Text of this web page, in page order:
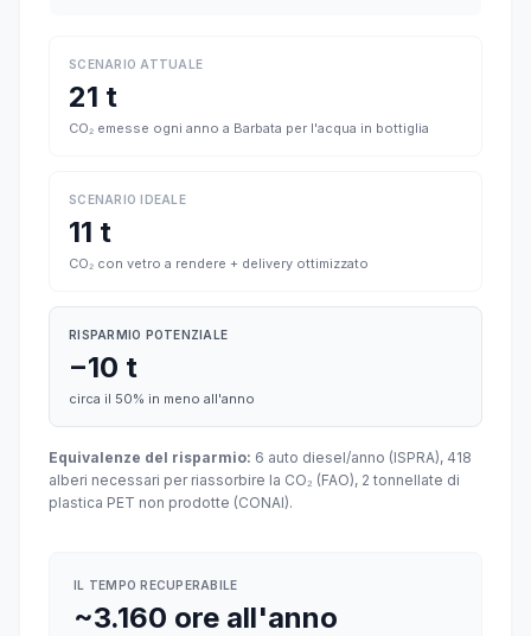
SCENARIO ATTUALE
21 t
CO₂ emesse ogni anno a Barbata per l'acqua in bottiglia
SCENARIO IDEALE
11 t
CO₂ con vetro a rendere + delivery ottimizzato
RISPARMIO POTENZIALE
−10 t
circa il 50% in meno all'anno
Equivalenze del risparmio: 6 auto diesel/anno (ISPRA), 418
alberi necessari per riassorbire la CO₂ (FAO), 2 tonnellate di
plastica PET non prodotte (CONAI).
IL TEMPO RECUPERABILE
~3.160 ore all'anno